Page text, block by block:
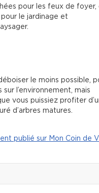
pour les feux de foyer,
le jardinage et
le moins possible,
l’environnement, mais
vous puissiez profiter
d’arbres matures.
publié sur Mon Coin de